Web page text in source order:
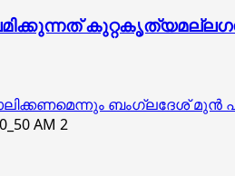
ബംഗ്ലദേശ്
2